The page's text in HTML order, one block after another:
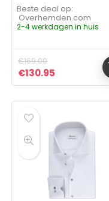
Beste deal op:
Overhemden.com
2-4 werkdagen in huis
€169.00
Oorspronkelijke
€130.95 Huidige